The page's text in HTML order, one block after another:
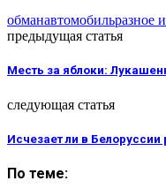
обманавтомобильразное
предыдущая статья
Месть за яблоки:
следующая статья
Исчезает ли в
По теме: